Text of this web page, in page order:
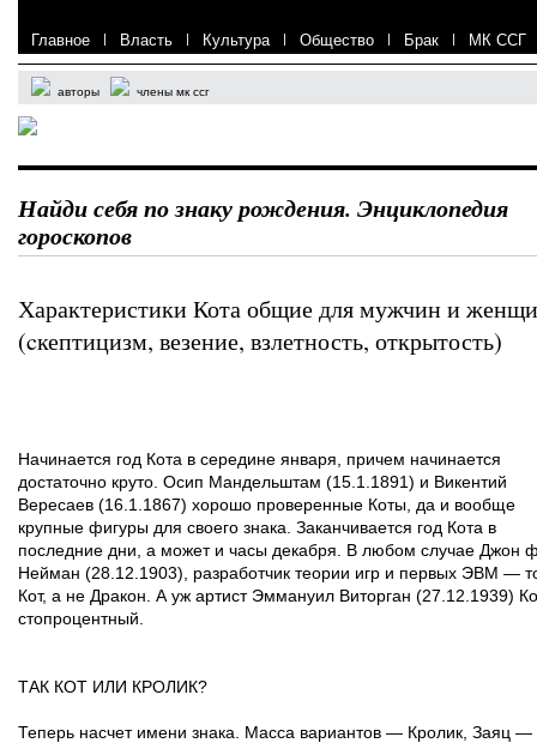
Главное | Власть | Культура | Общество | Брак | МК ССГ
авторы члены мк ссг
Найди себя по знаку рождения. Энциклопедия
гороскопов
Характеристики Кота общие для мужчин и
(cкептицизм, везение, взлетность, открытость)
Начинается год Кота в середине января, причем начинается
достаточно круто. Осип Мандельштам (15.1.1891) и Викентий
Вересаев (16.1.1867) хорошо проверенные Коты, да и вообще
крупные фигуры для своего знака. Заканчивается год Кота в
последние дни, а может и часы декабря. В любом случае Джон
Нейман (28.12.1903), разработчик теории игр и первых ЭВМ —
Кот, а не Дракон. А уж артист Эммануил Виторган (27.12.1939)
стопроцентный.
ТАК КОТ ИЛИ КРОЛИК?
Теперь насчет имени знака. Масса вариантов — Кролик, Заяц —